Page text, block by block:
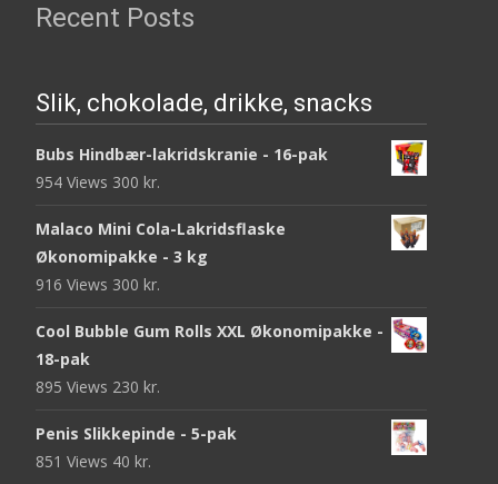
Recent Posts
Slik, chokolade, drikke, snacks
Bubs Hindbær-lakridskranie - 16-pak
954 Views 300 kr.
Malaco Mini Cola-Lakridsflaske
Økonomipakke - 3 kg
916 Views 300 kr.
Cool Bubble Gum Rolls XXL Økonomipakke -
18-pak
895 Views 230 kr.
Penis Slikkepinde - 5-pak
851 Views 40 kr.